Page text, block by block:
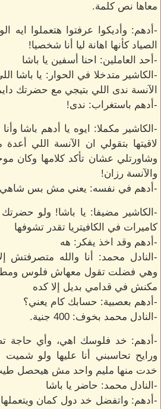
معاها نص كلمة.
-أدهم: وأديكوا عرفتوا هتعملوا ايه
الصياد كأنها اهانة ليا أنا شخصيا!
-أحد العاملين: احنا أسفين يا باشا
-الكاشير متدخلا في الحوار: يا باشا
الآنسة ندى اللي بتيجي مع حضرتك
-أدهم باستغراب: ندى!
-الكاشير مكملا: ايوه يا أدهم باشا
لاقيتها بتقولي ان الآنسة اللي
وشاورتلي عشان تأكد كلامها وكان
والآنسة رزان!
-أدهم في نفسه: يعني مش بس شاهي
-الكاشير مضيفا: يا باشا! ولو
كاميرات في الكافيتريا تقدر تشوفها
-أدهم وقد اخذ يفكر: هه
-النادل محمد: أنا والله متصرفتش
وهي فضلت تقول معهاش فلوس
مكنش في قدامي بديل إلا كده
-أدهم بعصبية: حسابك كام يعني؟
-النادل محمد بخوف: 400 جنية.
-أدهم: خد فلوسك اهي، وأي حاجة
ورايح تحاسبني أنا عليها ولو
خدت منها مليم واحد مش هيحصل طيب،
-النادل محمد: حاضر يا باشا
-أدهم: واتفضل خد دول كمان ويتعملها